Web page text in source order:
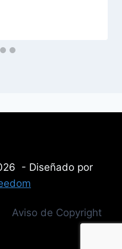
- Diseñado por
Aviso de Copyright